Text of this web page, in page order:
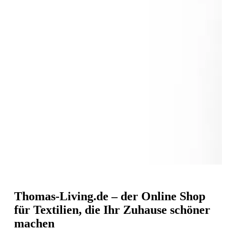
Thomas-Living.de – der Online Shop
für Textilien, die Ihr Zuhause schöner
machen